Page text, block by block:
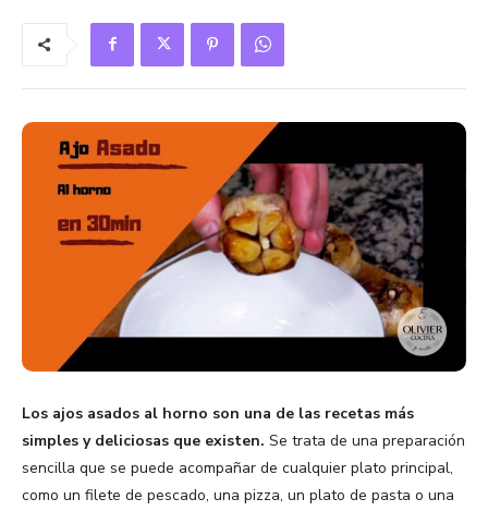
Los ajos asados al horno son una de las recetas más
simples y deliciosas que existen. Se trata de una preparación
sencilla que se puede acompañar de cualquier plato principal,
como un filete de pescado, una pizza, un plato de pasta o una